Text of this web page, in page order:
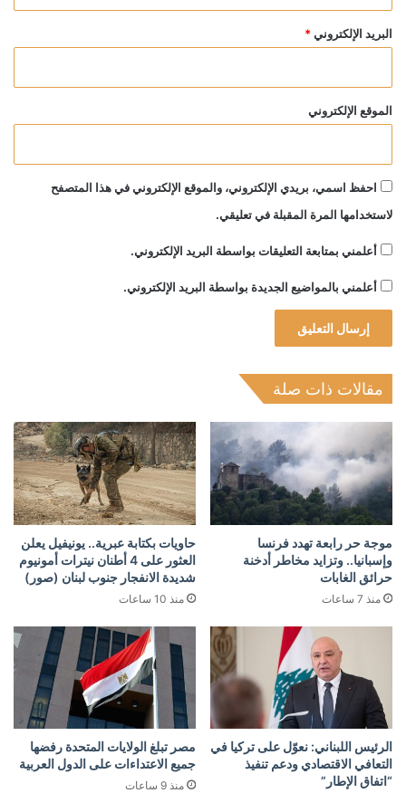
البريد الإلكتروني *
الموقع الإلكتروني
احفظ اسمي، بريدي الإلكتروني، والموقع الإلكتروني في هذا المتصفح
لاستخدامها المرة المقبلة في تعليقي.
أعلمني بمتابعة التعليقات بواسطة البريد الإلكتروني.
أعلمني بالمواضيع الجديدة بواسطة البريد الإلكتروني.
مقالات ذات صلة
موجة حر رابعة تهدد فرنسا
وإسبانيا.. وتزايد مخاطر أدخنة
حرائق الغابات
منذ 7 ساعات
حاويات بكتابة عبرية.. يونيفيل يعلن
العثور على 4 أطنان نيترات أمونيوم
شديدة الانفجار جنوب لبنان (صور)
منذ 10 ساعات
الرئيس اللبناني: نعوّل على تركيا في
التعافي الاقتصادي ودعم تنفيذ
“اتفاق الإطار”
مصر تبلغ الولايات المتحدة رفضها
جميع الاعتداءات على الدول العربية
منذ 9 ساعات